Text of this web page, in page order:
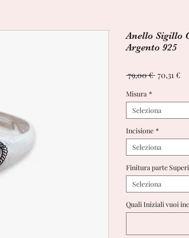
Anello Sigillo
Argento 925
79,00 € Prezzo
70,31 €
Misura *
Seleziona
Incisione *
Seleziona
Finitura parte
Seleziona
Quali Iniziali vuoi